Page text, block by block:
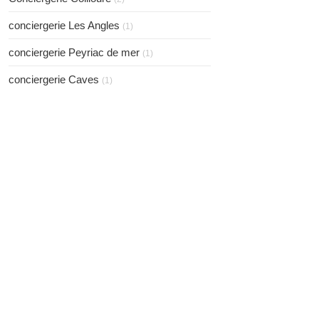
conciergerie Les Angles (1)
conciergerie Peyriac de mer (1)
conciergerie Caves (1)